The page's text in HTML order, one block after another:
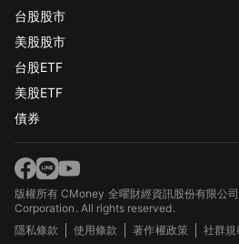
台股股市
美股股市
台股ETF
美股ETF
債券
版權所有 CMoney 全曜財經資訊股份有限
Corporation. All rights reserved.
隱私條款
使用條款 著作權政策 社群規